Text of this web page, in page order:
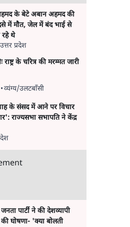
के बेटे अबान अहमद की
में मौत, जेल में बंद भाई से
रहे थे
उत्तर प्रदेश
राष्ट्र के चरित्र की मरम्मत जारी
•व्यंग्य/उलटबाँसी
के संसद में आने पर विचार
राज्यसभा सभापति ने केंद्र
देश
पार्टी ने की देशव्यापी
घोषणा- 'क्या बोलती